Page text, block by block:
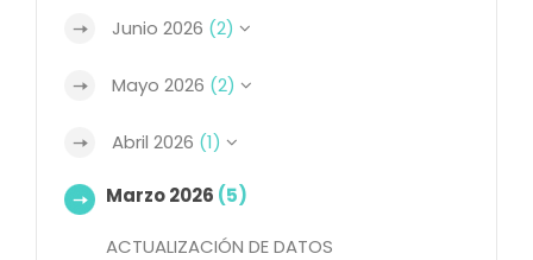
Junio 2026 (2)
Mayo 2026 (2)
Abril 2026 (1)
Marzo 2026 (5)
ACTUALIZACIÓN DE DATOS